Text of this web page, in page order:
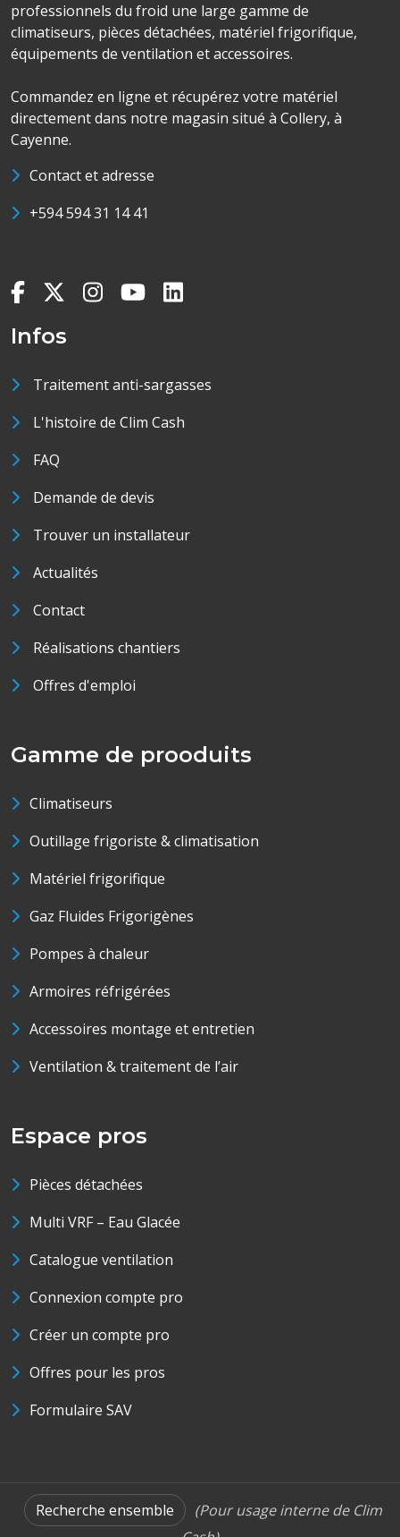
professionnels du froid une large gamme de
climatiseurs, pièces détachées, matériel frigorifique,
équipements de ventilation et accessoires.
Commandez en ligne et récupérez votre matériel
directement dans notre magasin situé à Collery, à
Cayenne.
Contact et adresse
+594 594 31 14 41
Infos
Traitement anti-sargasses
L'histoire de Clim Cash
FAQ
Demande de devis
Trouver un installateur
Actualités
Contact
Réalisations chantiers
Offres d'emploi
Gamme de prooduits
Climatiseurs
Outillage frigoriste & climatisation
Matériel frigorifique
Gaz Fluides Frigorigènes
Pompes à chaleur
Armoires réfrigérées
Accessoires montage et entretien
Ventilation & traitement de l’air
Espace pros
Pièces détachées
Multi VRF – Eau Glacée
Catalogue ventilation
Connexion compte pro
Créer un compte pro
Offres pour les pros
Formulaire SAV
Recherche ensemble
(Pour usage interne de Clim